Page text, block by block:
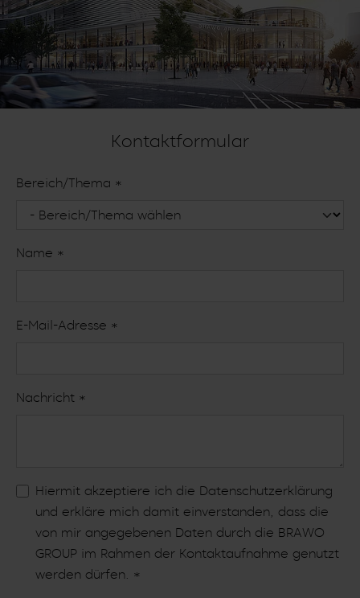
Kontaktformular
Bereich/Thema *
Name *
E-Mail-Adresse *
Nachricht *
Hiermit akzeptiere ich die Datenschutzerklärung
und erkläre mich damit einverstanden, dass die
von mir angegebenen Daten durch die BRAWO
GROUP im Rahmen der Kontaktaufnahme genutzt
werden dürfen. *